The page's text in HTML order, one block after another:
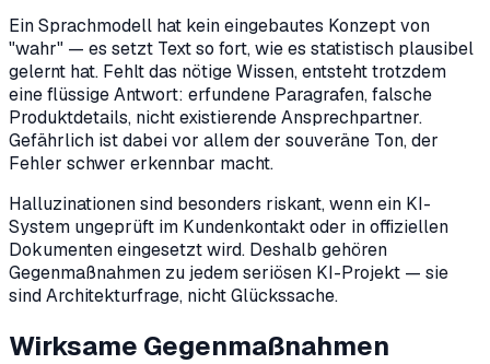
Ein Sprachmodell hat kein eingebautes Konzept von
"wahr" — es setzt Text so fort, wie es statistisch plausibel
gelernt hat. Fehlt das nötige Wissen, entsteht trotzdem
eine flüssige Antwort: erfundene Paragrafen, falsche
Produktdetails, nicht existierende Ansprechpartner.
Gefährlich ist dabei vor allem der souveräne Ton, der
Fehler schwer erkennbar macht.
Halluzinationen sind besonders riskant, wenn ein KI-
System ungeprüft im Kundenkontakt oder in offiziellen
Dokumenten eingesetzt wird. Deshalb gehören
Gegenmaßnahmen zu jedem seriösen KI-Projekt — sie
sind Architekturfrage, nicht Glückssache.
Wirksame Gegenmaßnahmen